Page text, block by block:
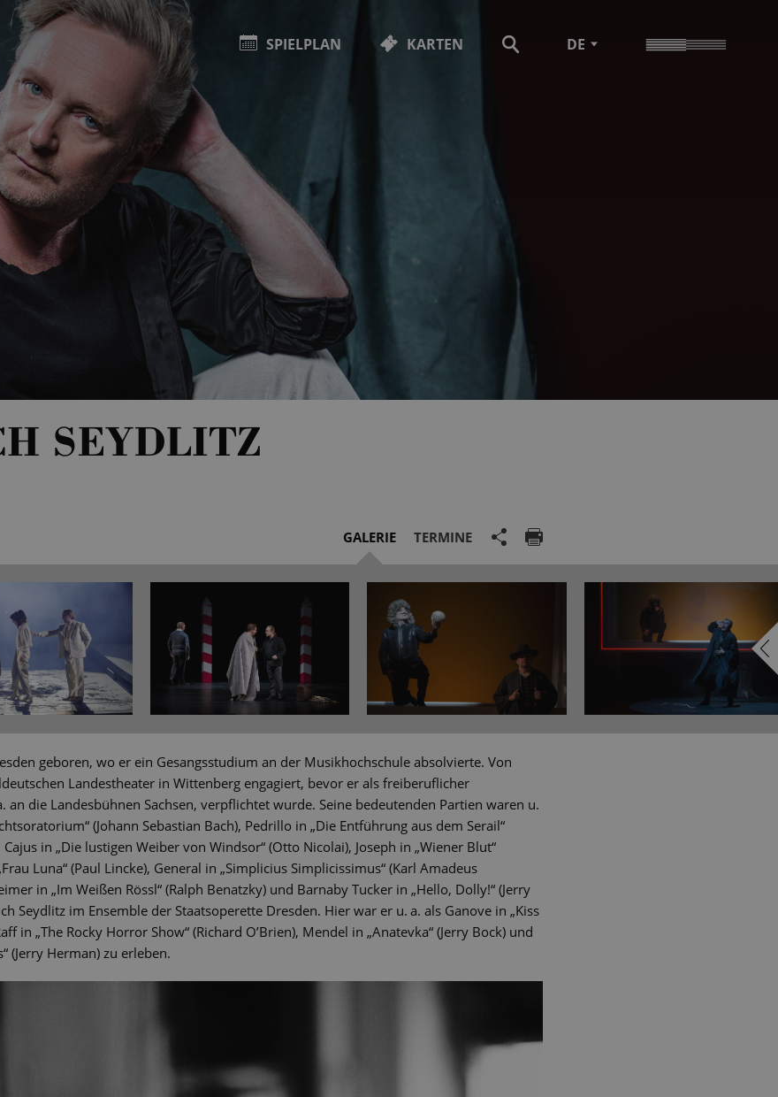
SPIELPLAN KARTEN DE
SEYDLITZ
GALERIE TERMINE
geboren, wo er ein Gesangsstudium an der Musikhochschule absolvierte. Von
Landestheater in Wittenberg engagiert, bevor er als freiberuflicher
an die Landesbühnen Sachsen, verpflichtet wurde. Seine bedeutenden Partien waren u.
(Johann Sebastian Bach), Pedrillo in „Die Entführung aus dem Serail“
in „Die lustigen Weiber von Windsor“ (Otto Nicolai), Joseph in „Wiener Blut“
Luna“ (Paul Lincke), General in „Simplicius Simplicissimus“ (Karl Amadeus
in „Im Weißen Rössl“ (Ralph Benatzky) und Barnaby Tucker in „Hello, Dolly!“ (Jerry
Seydlitz im Ensemble der Staatsoperette Dresden. Hier war er u. a. als Ganove in „Kiss
in „The Rocky Horror Show“ (Richard O’Brien), Mendel in „Anatevka“ (Jerry Bock) und
(Jerry Herman) zu erleben.